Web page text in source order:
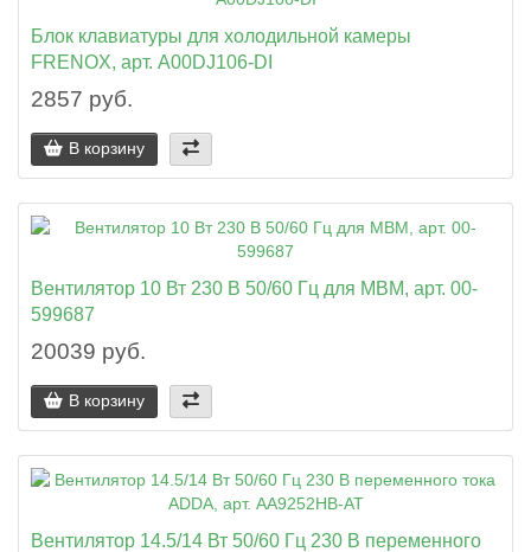
Блок клавиатуры для холодильной камеры
FRENOX, арт. A00DJ106-DI
2857 руб.
В корзину
Вентилятор 10 Вт 230 В 50/60 Гц для MBM, арт. 00-
599687
20039 руб.
В корзину
Вентилятор 14.5/14 Вт 50/60 Гц 230 В переменного